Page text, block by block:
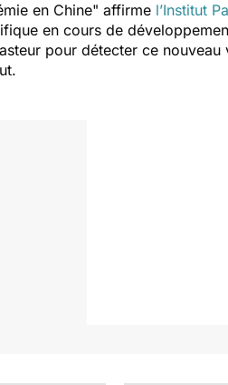
en Chine" affirme l’Institut
en cours de
pour détecter ce